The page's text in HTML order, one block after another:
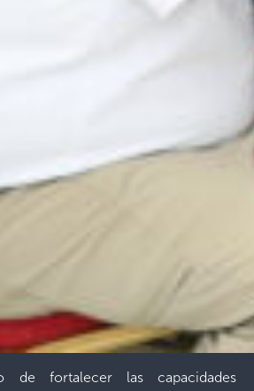
de fortalecer las capacidades